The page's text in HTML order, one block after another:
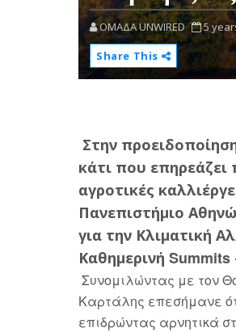
OMAΔΑ UNWIRED 5
Share This
Στην
κάτι που
αγροτικές
Πανεπιστήμιο
για την Κλιματική
Καθημερινή Summits
Συνομιλώντας με τον
Καρτάλης επεσήμανε
επιδρώντας αρνητικά